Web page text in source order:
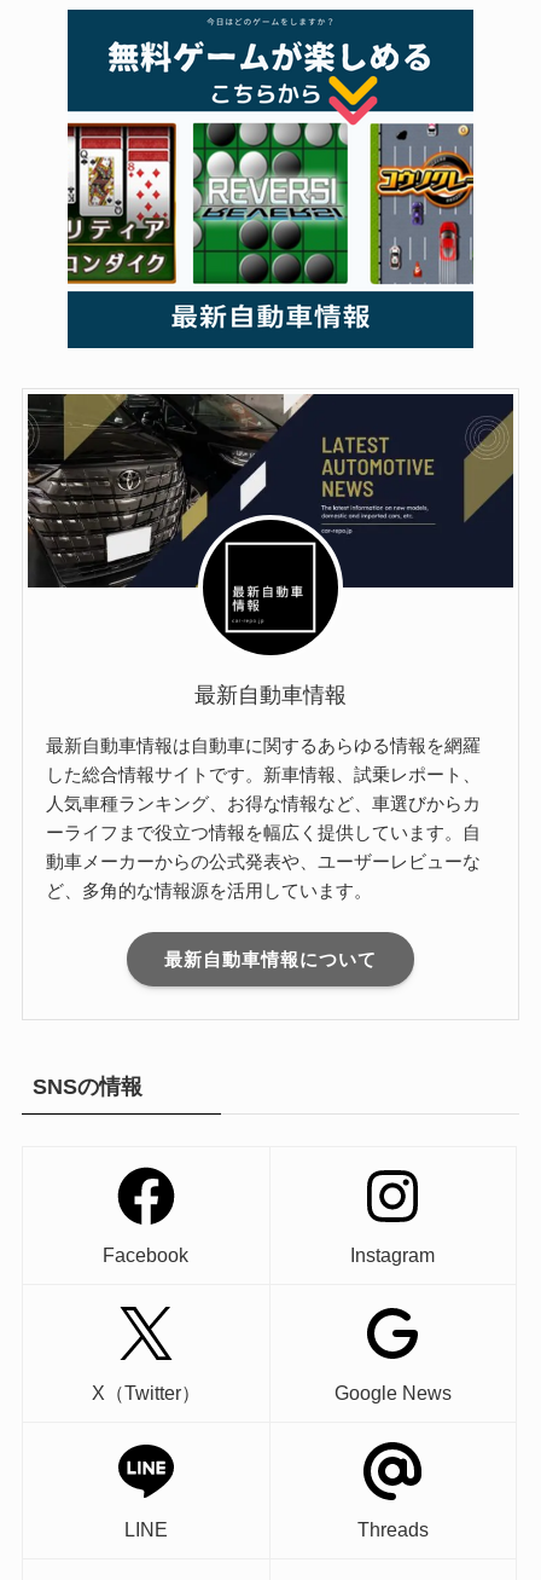
最新自動車情報
最新自動車情報は自動車に関するあらゆる情報を網羅
した総合情報サイトです。新車情報、試乗レポート、
人気車種ランキング、お得な情報など、車選びからカ
ーライフまで役立つ情報を幅広く提供しています。自
動車メーカーからの公式発表や、ユーザーレビューな
ど、多角的な情報源を活用しています。
最新自動車情報について
SNSの情報
Facebook Instagram
X（Twitter） Google News
LINE Threads